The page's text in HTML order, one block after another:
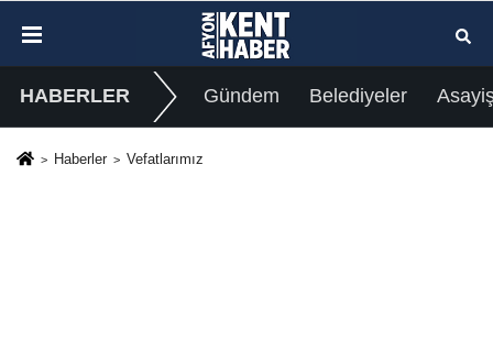
HABERLER Gündem Belediyeler
Haberler Vefatlarımız